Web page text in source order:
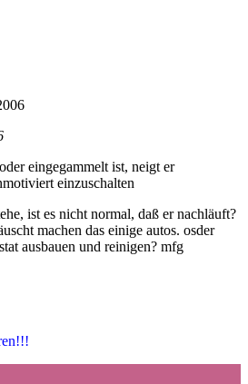
eingegammelt ist, neigt er
einzuschalten
ist es nicht normal, daß er nachläuft?
machen das einige autos. osder
ausbauen und reinigen? mfg